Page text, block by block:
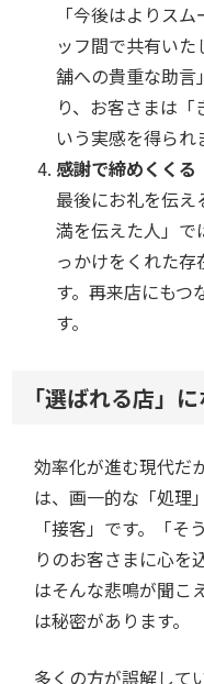
「今後はよりス
ッフ間で共有い
舗への貴重な助言
り、お客さまは「
いう実感を得られ
感謝で締めくくる
最後にお礼を伝え
満を伝えた人」で
っかけをくれた
す。再来店にもつ
す。
「選ばれる店」
効率化が進む現代だ
は、画一的な「処理
「接客」です。「そ
りのお客さまに心を
はそんな悲鳴が聞こ
は秘密があります。
多くの方が誤解して